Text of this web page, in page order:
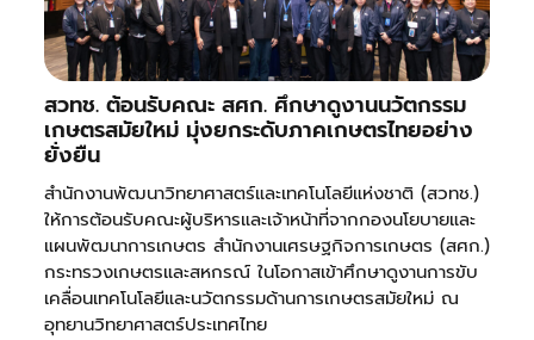
สวทช. ต้อนรับคณะ สศก. ศึกษาดูงานนวัตกรรม
เกษตรสมัยใหม่ มุ่งยกระดับภาคเกษตรไทยอย่าง
ยั่งยืน
สำนักงานพัฒนาวิทยาศาสตร์และเทคโนโลยีแห่งชาติ (สวทช.)
ให้การต้อนรับคณะผู้บริหารและเจ้าหน้าที่จากกองนโยบายและ
แผนพัฒนาการเกษตร สำนักงานเศรษฐกิจการเกษตร (สศก.)
กระทรวงเกษตรและสหกรณ์ ในโอกาสเข้าศึกษาดูงานการขับ
เคลื่อนเทคโนโลยีและนวัตกรรมด้านการเกษตรสมัยใหม่ ณ
อุทยานวิทยาศาสตร์ประเทศไทย